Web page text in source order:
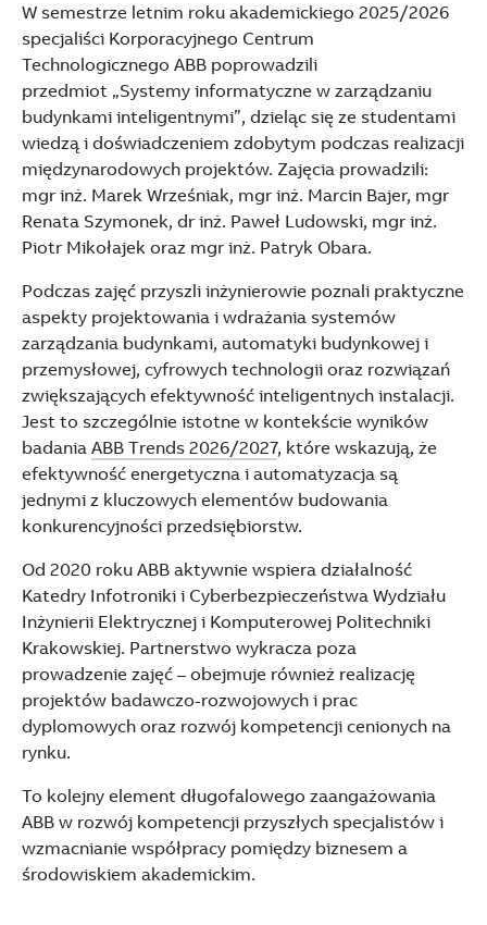
Suggestions
Products
See more products
Shopping list preview
W semestrze letnim roku akademickiego 2025/2026
specjaliści Korporacyjnego Centrum
Technologicznego ABB poprowadzili
przedmiot „Systemy informatyczne w zarządzaniu
budynkami inteligentnymi”, dzieląc się ze studentami
wiedzą i doświadczeniem zdobytym podczas realizacji
międzynarodowych projektów. Zajęcia prowadzili:
mgr inż. Marek Wrześniak, mgr inż. Marcin Bajer, mgr
Renata Szymonek, dr inż. Paweł Ludowski, mgr inż.
Piotr Mikołajek oraz mgr inż. Patryk Obara.
Podczas zajęć przyszli inżynierowie poznali praktyczne
aspekty projektowania i wdrażania systemów
zarządzania budynkami, automatyki budynkowej i
przemysłowej, cyfrowych technologii oraz rozwiązań
zwiększających efektywność inteligentnych instalacji.
Jest to szczególnie istotne w kontekście wyników
badania ABB Trends 2026/2027, które wskazują, że
efektywność energetyczna i automatyzacja są
jednymi z kluczowych elementów budowania
konkurencyjności przedsiębiorstw.
Od 2020 roku ABB aktywnie wspiera działalność
Katedry Infotroniki i Cyberbezpieczeństwa Wydziału
Inżynierii Elektrycznej i Komputerowej Politechniki
Krakowskiej. Partnerstwo wykracza poza
prowadzenie zajęć – obejmuje również realizację
projektów badawczo-rozwojowych i prac
dyplomowych oraz rozwój kompetencji cenionych na
rynku.
To kolejny element długofalowego zaangażowania
ABB w rozwój kompetencji przyszłych specjalistów i
wzmacnianie współpracy pomiędzy biznesem a
środowiskiem akademickim.